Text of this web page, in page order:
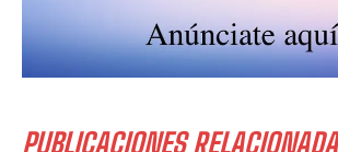
PUBLICACIONES